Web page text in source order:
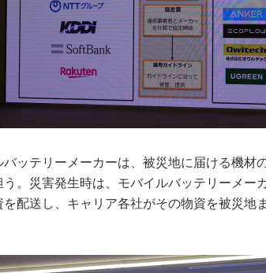
ッテリーメーカーは、被災地に届ける機材
う。災害発生時は、モバイルバッテリーメー
を配送し、キャリア各社がその物資を被災地